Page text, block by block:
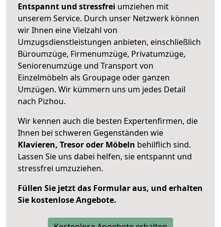
Entspannt und stressfrei umziehen mit
unserem Service. Durch unser Netzwerk können
wir Ihnen eine Vielzahl von
Umzugsdienstleistungen anbieten, einschließlich
Büroumzüge, Firmenumzüge, Privatumzüge,
Seniorenumzüge und Transport von
Einzelmöbeln als Groupage oder ganzen
Umzügen. Wir kümmern uns um jedes Detail
nach Pizhou.
Wir kennen auch die besten Expertenfirmen, die
Ihnen bei schweren Gegenständen wie
Klavieren, Tresor oder Möbeln behilflich sind.
Lassen Sie uns dabei helfen, sie entspannt und
stressfrei umzuziehen.
Füllen Sie jetzt das Formular aus, und erhalten
Sie kostenlose Angebote.